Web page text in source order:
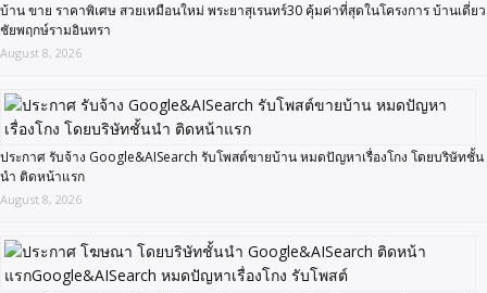
บ้าน ขาย ราคาพิเศษ สวยเหมือนใหม่ พระยาสุเรนทร์30 คุ้มค่าที่สุดในโครงการ บ้านเดี่ยว
ชัยพฤกษ์รามอินทรา
August 8, 2026
ประกาศ รับจ้าง Google&AISearch รับโพสต์ขายบ้าน หมดปัญหาเรื่องโกง โดยบริษัทชั้น
นำ ติดหน้าแรก
August 8, 2026